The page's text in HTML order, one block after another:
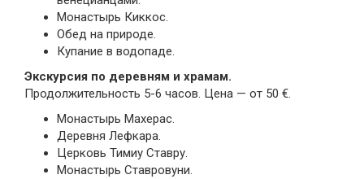
Монастырь Киккос.
Обед на природе.
Купание в водопаде.
Экскурсия по деревням и храмам.
Продолжительность 5-6 часов. Цена — от 50 €.
Монастырь Махерас.
Деревня Лефкара.
Церковь Тимиу Ставру.
Монастырь Ставровуни.